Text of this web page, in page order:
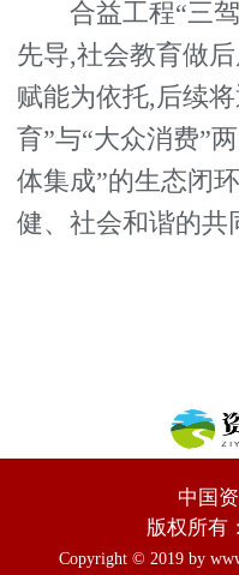
合益工程“三驾
先导,社会教育做
赋能为依托,后续
育”与“大众消费”
体集成”的生态闭
健、社会和谐的共
中国
版权所有
Copyright © 2019 by